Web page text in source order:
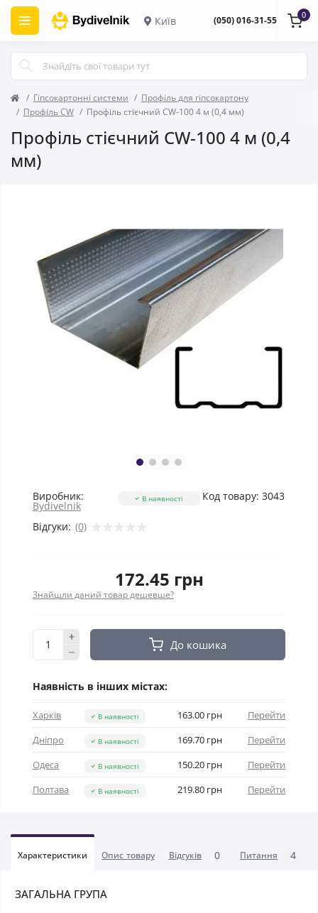
Київ (050) 016-31-55 0
Гіпсокартонні системи
Профіль для гіпсокартону
Профіль CW
Профіль стієчний CW-100 4 м (0,4 мм)
Профіль стієчний CW-100 4 м (0,4
мм)
Виробник:
Bydivelnik
Код товару: 3043
Відгуки: (0)
В наявності
172.45 грн
Знайшли даний товар дешевше?
До кошика
Наявність в інших містах:
Харків В наявності 163.00 грн
Перейти
Дніпро
В наявності 169.70 грн
Перейти
Одеса
В наявності 150.20 грн
Перейти
Полтава
В наявності 219.80 грн Перейти
Характеристики Опис товару Відгуків 0 Питання 4
ЗАГАЛЬНА ГРУПА